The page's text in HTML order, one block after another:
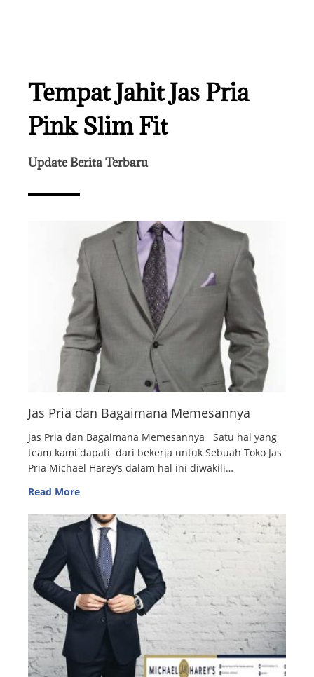
Tempat Jahit Jas Pria
Pink Slim Fit
Update Berita Terbaru
Jas Pria dan Bagaimana Memesannya
Jas Pria dan Bagaimana Memesannya Satu hal yang
team kami dapati dari bekerja untuk Sebuah Toko Jas
Pria Michael Harey’s dalam hal ini diwakili…
Read More